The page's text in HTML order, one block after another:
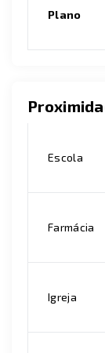
Plano
Escola
Farmácia
Igreja